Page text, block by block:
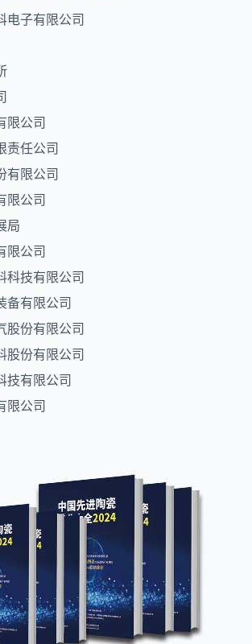
电子有限公司
限公司
责任公司
有限公司
限公司
局
限公司
科技有限公司
备有限公司
股份有限公司
股份有限公司
技有限公司
限公司